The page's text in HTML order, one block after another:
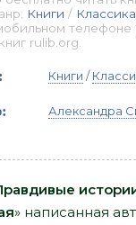
Книги / Классика
rulib.org.
Книги /
Александра
» написанная